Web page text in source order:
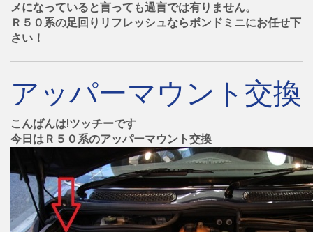
メになっていると言っても過言では有りません。
Ｒ５０系の足回りリフレッシュならボンドミニにお任せ下
さい！
アッパーマウント交換
こんばんは!ツッチーです
今日はＲ５０系のアッパーマウント交換